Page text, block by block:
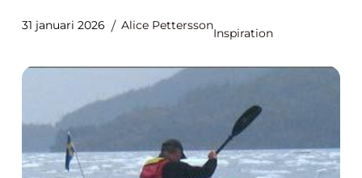
31 januari 2026 Alice Pettersson
Inspiration